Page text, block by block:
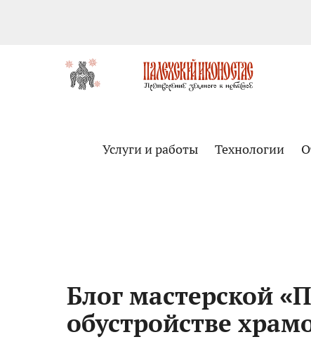
Услуги и работы Технологии
Блог мастерской
обустройстве